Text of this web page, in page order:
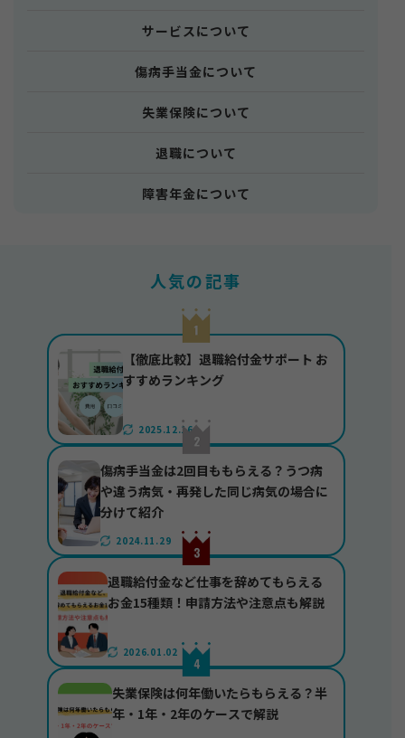
サービスについて
傷病手当金について
失業保険について
退職について
障害年金について
人気の記事
【徹底比較】退職給付金サポート お
すすめランキング
2025.12.16
傷病手当金は2回目ももらえる？うつ病
や違う病気・再発した同じ病気の場合に
分けて紹介
2024.11.29
退職給付金など仕事を辞めてもらえる
お金15種類！申請方法や注意点も解説
2026.01.02
失業保険は何年働いたらもらえる？半
年・1年・2年のケースで解説